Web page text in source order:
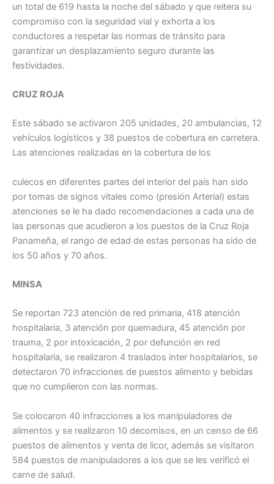
un total de 619 hasta la noche del sábado y que reitera su
compromiso con la seguridad vial y exhorta a los
conductores a respetar las normas de tránsito para
garantizar un desplazamiento seguro durante las
festividades.
CRUZ ROJA
Este sábado se activaron 205 unidades, 20 ambulancias, 12
vehículos logísticos y 38 puestos de cobertura en carretera.
Las atenciones realizadas en la cobertura de los
culecos en diferentes partes del interior del país han sido
por tomas de signos vitales como (presión Arterial) estas
atenciones se le ha dado recomendaciones a cada una de
las personas que acudieron a los puestos de la Cruz Roja
Panameña, el rango de edad de estas personas ha sido de
los 50 años y 70 años.
MINSA
Se reportan 723 atención de red primaria, 418 atención
hospitalaria, 3 atención por quemadura, 45 atención por
trauma, 2 por intoxicación, 2 por defunción en red
hospitalaria, se realizaron 4 traslados inter hospitalarios, se
detectaron 70 infracciones de puestos alimento y bebidas
que no cumplieron con las normas.
Se colocaron 40 infracciones a los manipuladores de
alimentos y se realizaron 10 decomisos, en un censo de 66
puestos de alimentos y venta de licor, además se visitaron
584 puestos de manipuladores a los que se les verificó el
carne de salud.